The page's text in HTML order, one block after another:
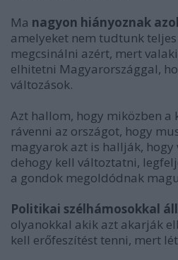
Ma nagyon hiányoznak
amelyeket nem tudtunk teljes
megcsinálni azért, mert
elhitetni Magyarországgal,
változások.
Azt hallom, hogy miközben
rávenni az országot, hogy
magyarok azt is hallják,
dehogy kell változtatni,
a gondok megoldódnak
Politikai szélhámosokkal
olyanokkal akik azt akarják
kell erőfeszítést tenni, mert